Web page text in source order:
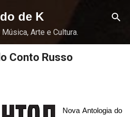
o conteúdo principal
de K
Arte e Cultura.
Conto Russo
Nova Antologia do